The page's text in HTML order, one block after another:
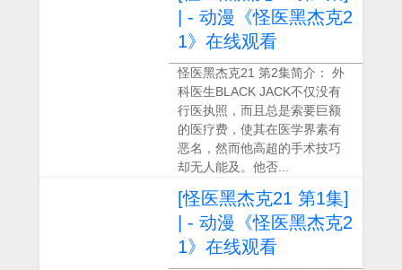
| - 动漫《怪医黑杰克2
1》在线观看
怪医黑杰克21 第2集简介： 外
科医生BLACK JACK不仅没有
行医执照，而且总是索要巨额
的医疗费，使其在医学界素有
恶名，然而他高超的手术技巧
却无人能及。他否...
[怪医黑杰克21 第1集]
| - 动漫《怪医黑杰克2
1》在线观看